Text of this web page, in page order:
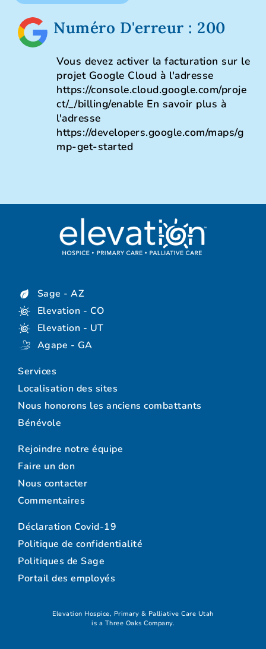
Numéro D'erreur : 200
Vous devez activer la facturation sur le
projet Google Cloud à l'adresse
https://console.cloud.google.com/proje
ct/_/billing/enable En savoir plus à
l'adresse
https://developers.google.com/maps/g
mp-get-started
Sage - AZ
Elevation - CO
Elevation - UT
Agape - GA
Services
Localisation des sites
Nous honorons les anciens combattants
Bénévole
Rejoindre notre équipe
Faire un don
Nous contacter
Commentaires
Déclaration Covid-19
Politique de confidentialité
Politiques de Sage
Portail des employés
Elevation Hospice, Primary & Palliative Care Utah
is a Three Oaks Company.